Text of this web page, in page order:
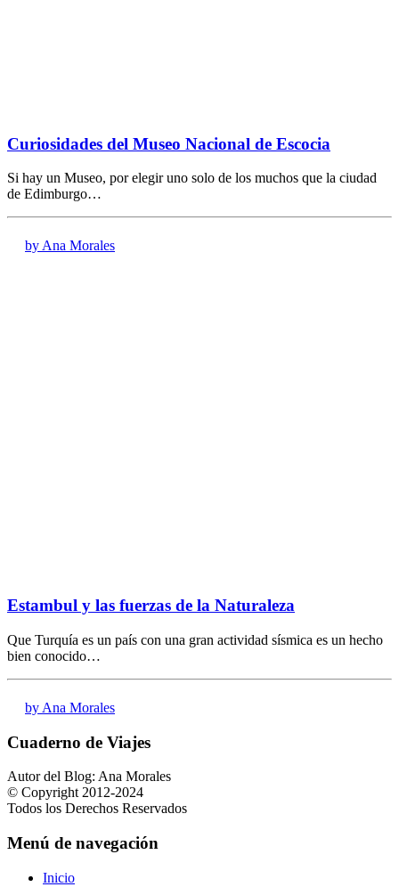
Curiosidades del Museo Nacional de Escocia
Si hay un Museo, por elegir uno solo de los muchos que la ciudad
de Edimburgo…
by Ana Morales
Estambul y las fuerzas de la Naturaleza
Que Turquía es un país con una gran actividad sísmica es un hecho
bien conocido…
by Ana Morales
Cuaderno de Viajes
Autor del Blog: Ana Morales
© Copyright 2012-2024
Todos los Derechos Reservados
Menú de navegación
Inicio